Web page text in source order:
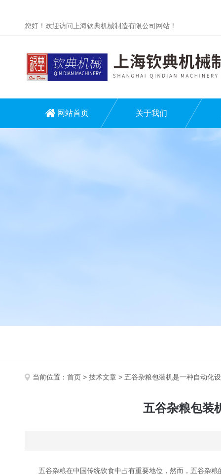
您好！欢迎访问上海钦典机械制造有限公司网站！
网站首页 关于我们
当前位置： 首页 > 技术文章 > 五谷杂粮包装机是一种自动化
五谷杂粮包装
五谷杂粮在中国传统饮食中占有重要地位，然而，五谷杂粮